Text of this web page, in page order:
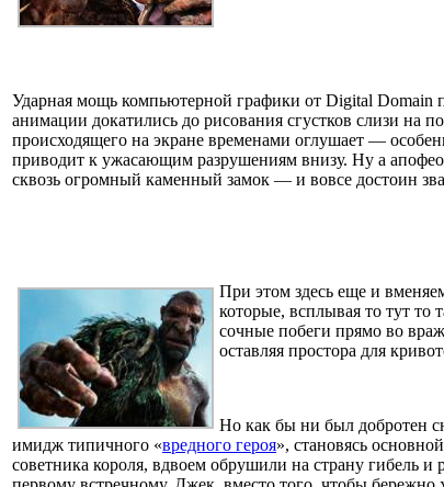
Ударная мощь компьютерной графики от Digital Domain
анимации докатились до рисования сгустков слизи на
происходящего на экране временами оглушает —
приводит к ужасающим разрушениям внизу. Ну а
сквозь огромный каменный замок — и вовсе достоин
При этом здесь еще и
которые, всплывая то тут то
сочные побеги прямо во
оставляя простора для
Но как бы ни был добротен
имидж типичного «вредного героя», становясь
советника короля, вдвоем обрушили на страну гибель